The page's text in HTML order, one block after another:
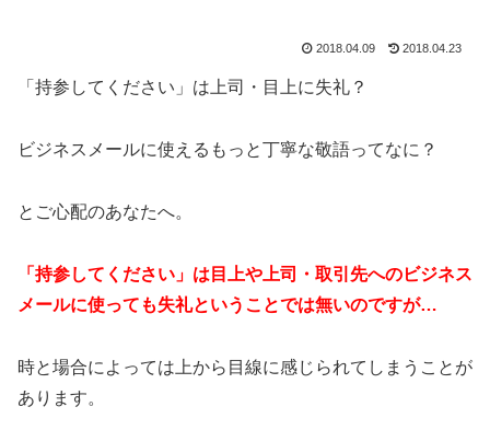
2018.04.09 2018.04.23
「持参してください」は上司・目上に失礼？
ビジネスメールに使えるもっと丁寧な敬語ってなに？
とご心配のあなたへ。
「持参してください」は 目上や上司・取引先へのビジネス
メールに使っても失礼ということでは無いのですが…
時と場合によっては上から目線に感じられてしまうことが
あります。